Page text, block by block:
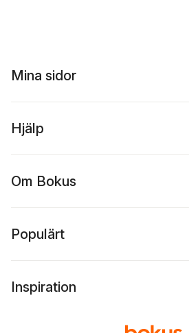
Mina sidor
Hjälp
Om Bokus
Populärt
Inspiration